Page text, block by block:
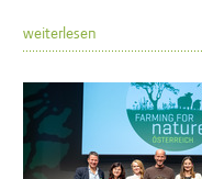
weiterlesen